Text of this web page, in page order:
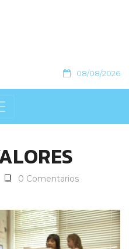
08/08/2026
0 Comentarios